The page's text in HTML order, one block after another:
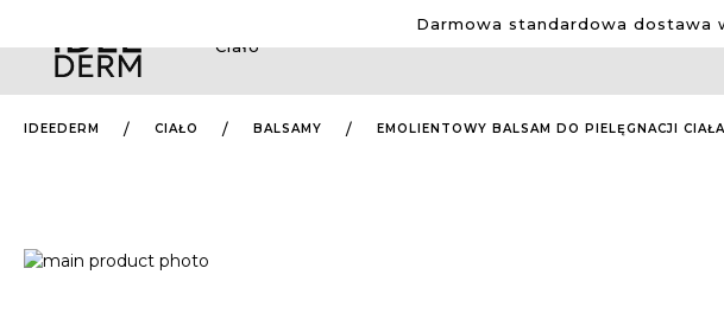
Darmowa standardowa dostawa
Ciało
IDEEDERM CIAŁO BALSAMY EMOLIENTOWY BALSAM DO PIELĘGNACJI
Przejdź